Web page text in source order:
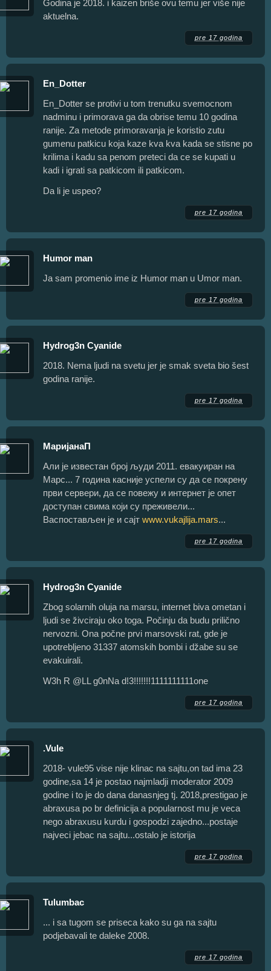
Godina je 2018. i kaizen briše ovu temu jer više nije
aktuelna.
pre 17 godina
En_Dotter
En_Dotter se protivi u tom trenutku svemocnom
nadminu i primorava ga da obrise temu 10 godina
ranije. Za metode primoravanja je koristio zutu
gumenu patkicu koja kaze kva kva kada se stisne po
krilima i kadu sa penom preteci da ce se kupati u
kadi i igrati sa patkicom ili patkicom.
Da li je uspeo?
pre 17 godina
Humor man
Ja sam promenio ime iz Humor man u Umor man.
pre 17 godina
Hydrog3n Cyanide
2018. Nema ljudi na svetu jer je smak sveta bio šest
godina ranije.
pre 17 godina
МаријанаП
Али је известан број људи 2011. евакуиран на
Марс... 7 година касније успели су да се покрену
први сервери, да се повежу и интернет је опет
доступан свима који су преживели...
Васпостављен је и сајт www.vukajlija.mars...
pre 17 godina
Hydrog3n Cyanide
Zbog solarnih oluja na marsu, internet biva ometan i
ljudi se živciraju oko toga. Počinju da budu prilično
nervozni. Ona počne prvi marsovski rat, gde je
upotrebljeno 31337 atomskih bombi i džabe su se
evakuirali.
W3h R @LL g0nNa d!3!!!!!!!1111111111one
pre 17 godina
.Vule
2018- vule95 vise nije klinac na sajtu,on tad ima 23
godine,sa 14 je postao najmladji moderator 2009
godine i to je do dana danasnjeg tj. 2018,prestigao je
abraxusa po br definicija a popularnost mu je veca
nego abraxusu kurdu i gospodzi zajedno...postaje
najveci jebac na sajtu...ostalo je istorija
pre 17 godina
Tulumbac
... i sa tugom se priseca kako su ga na sajtu
podjebavali te daleke 2008.
pre 17 godina